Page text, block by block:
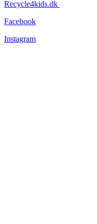
Recycle4kids.dk
Facebook
Instagram